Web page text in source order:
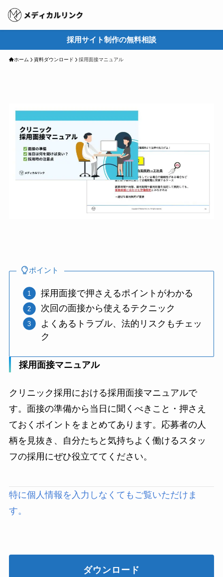
採用サイト制作の無料相談
ホーム 資料ダウンロード 採用面接マニュアル
ポイント
採用面接で押さえるポイントがわかる
次回の面接から使えるテクニック
よくあるトラブル、法的リスクもチェッ
ク
採用面接マニュアル
クリニック採用における採用面接マニュアルで
す。面接の準備から当日に聞くべきこと・押さえ
ておくポイントをまとめてあります。応募者の人
柄を見抜き、自分たちと気持ちよく働けるスタッ
フの採用にぜひ役立ててください。
特に個人情報を入力しなくてもご覧いただけま
す。
ダウンロード